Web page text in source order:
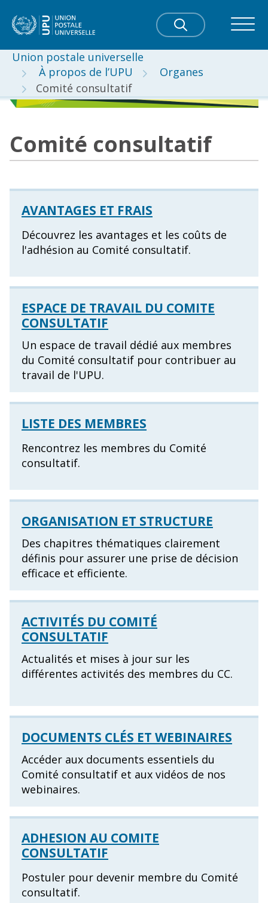
Union postale universelle
À propos de l’UPU
Organes
Comité consultatif
Comité consultatif
AVANTAGES ET FRAIS
Découvrez les avantages et les coûts de
l'adhésion au Comité consultatif.
ESPACE DE TRAVAIL DU COMITE
CONSULTATIF
Un espace de travail dédié aux membres
du Comité consultatif pour contribuer au
travail de l'UPU.
LISTE DES MEMBRES
Rencontrez les membres du Comité
consultatif.
ORGANISATION ET STRUCTURE
Des chapitres thématiques clairement
définis pour assurer une prise de décision
efficace et efficiente.
ACTIVITÉS DU COMITÉ
CONSULTATIF
Actualités et mises à jour sur les
différentes activités des membres du CC.
DOCUMENTS CLÉS ET WEBINAIRES
Accéder aux documents essentiels du
Comité consultatif et aux vidéos de nos
webinaires.
ADHESION AU COMITE
CONSULTATIF
Postuler pour devenir membre du Comité
consultatif.